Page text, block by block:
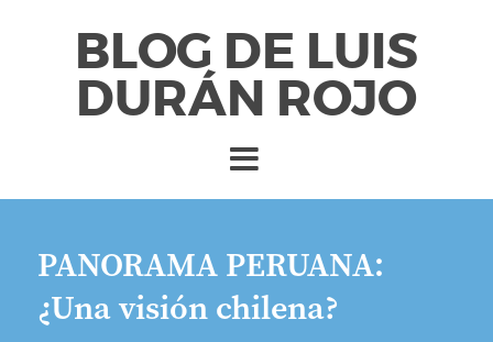
BLOG DE LUIS
DURÁN ROJO
PANORAMA PERUANA:
¿Una visión chilena?